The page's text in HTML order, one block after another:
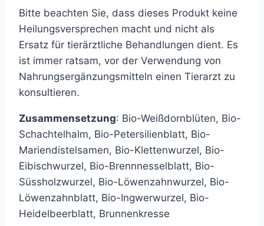
Bitte beachten Sie, dass dieses Produkt keine
Heilungsversprechen macht und nicht als
Ersatz für tierärztliche Behandlungen dient. Es
ist immer ratsam, vor der Verwendung von
Nahrungsergänzungsmitteln einen Tierarzt zu
konsultieren.
Zusammensetzung: Bio-Weißdornblüten, Bio-
Schachtelhalm, Bio-Petersilienblatt, Bio-
Mariendistelsamen, Bio-Klettenwurzel, Bio-
Eibischwurzel, Bio-Brennnesselblatt, Bio-
Süssholzwurzel, Bio-Löwenzahnwurzel, Bio-
Löwenzahnblatt, Bio-Ingwerwurzel, Bio-
Heidelbeerblatt, Brunnenkresse